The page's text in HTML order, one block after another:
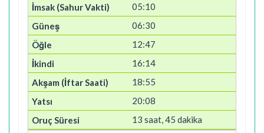
05:10
06:30
12:47
16:14
18:55
20:08
13 saat, 45 dakika